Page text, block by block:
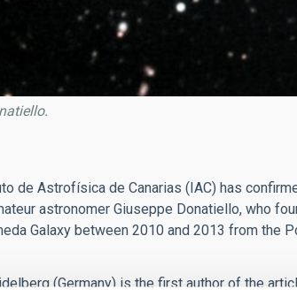
de Astrofísica de Canarias (IAC) has
astronomer Giuseppe Donatiello, who
Galaxy between 2010 and 2013 from the
(Germany) is the first author of the